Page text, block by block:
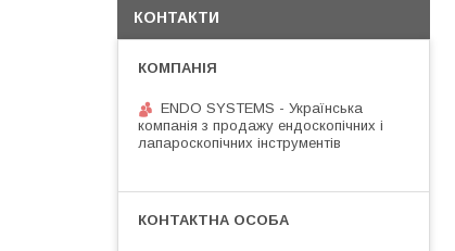
КОНТАКТИ
ENDO SYSTEMS - Українська
компанія з продажу ендоскопічних і
лапароскопічних інструментів